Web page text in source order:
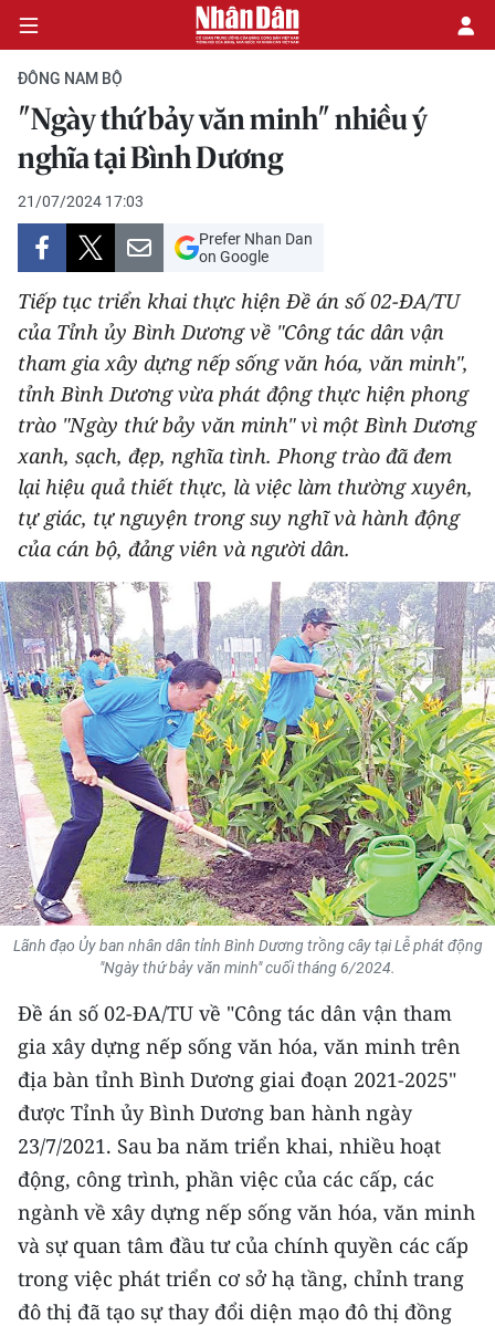
CHÍNH TRỊ
KINH TẾ
VĂN HÓA
XÃ HỘI
PHÁP LUẬT
DU LỊCH
THẾ GIỚI
THỂ THAO
GIÁO DỤC
Y TẾ
KHOA HỌC - CÔNG NGHỆ
MÔI TRƯỜNG
BẠN ĐỌC
KIỂM CHỨNG THÔNG TIN
TRI THỨC CHUYÊN SÂU
54 DÂN TỘC VIỆT NAM
CHƯƠNG TRÌNH OCOP - MỖI XÃ
MỘT SẢN PHẨM
RADIO
MEDIA CENTER
E-Magazine
Video
Media Chính trị
ĐÔNG NAM BỘ
"Ngày thứ bảy văn minh" nhiều ý
nghĩa tại Bình Dương
21/07/2024 17:03
Prefer Nhan Dan
on Google
Tiếp tục triển khai thực hiện Đề án số 02-ĐA/TU
của Tỉnh ủy Bình Dương về "Công tác dân vận
tham gia xây dựng nếp sống văn hóa, văn minh",
tỉnh Bình Dương vừa phát động thực hiện phong
trào "Ngày thứ bảy văn minh" vì một Bình Dương
xanh, sạch, đẹp, nghĩa tình. Phong trào đã đem
lại hiệu quả thiết thực, là việc làm thường xuyên,
tự giác, tự nguyện trong suy nghĩ và hành động
của cán bộ, đảng viên và người dân.
Lãnh đạo Ủy ban nhân dân tỉnh Bình Dương trồng cây tại Lễ phát động
"Ngày thứ bảy văn minh" cuối tháng 6/2024.
Đề án số 02-ĐA/TU về "Công tác dân vận tham
gia xây dựng nếp sống văn hóa, văn minh trên
địa bàn tỉnh Bình Dương giai đoạn 2021-2025"
được Tỉnh ủy Bình Dương ban hành ngày
23/7/2021. Sau ba năm triển khai, nhiều hoạt
động, công trình, phần việc của các cấp, các
ngành về xây dựng nếp sống văn hóa, văn minh
và sự quan tâm đầu tư của chính quyền các cấp
trong việc phát triển cơ sở hạ tầng, chỉnh trang
đô thị đã tạo sự thay đổi diện mạo đô thị đồng